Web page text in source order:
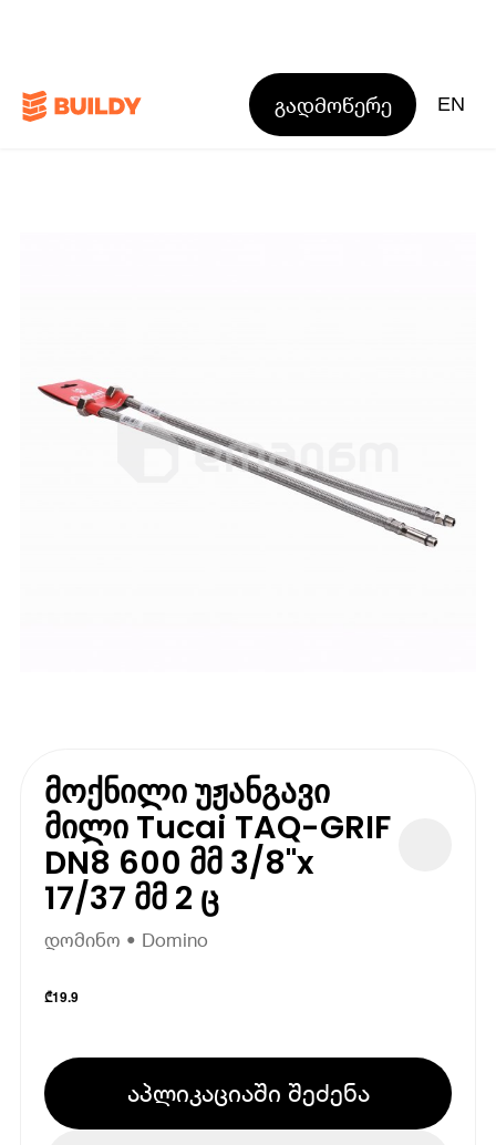
გადმოწერე EN
მოქნილი უჟანგავი
მილი Tucai TAQ-GRIF
DN8 600 მმ 3/8"x
17/37 მმ 2 ც
დომინო • Domino
₾19.9
აპლიკაციაში შეძენა